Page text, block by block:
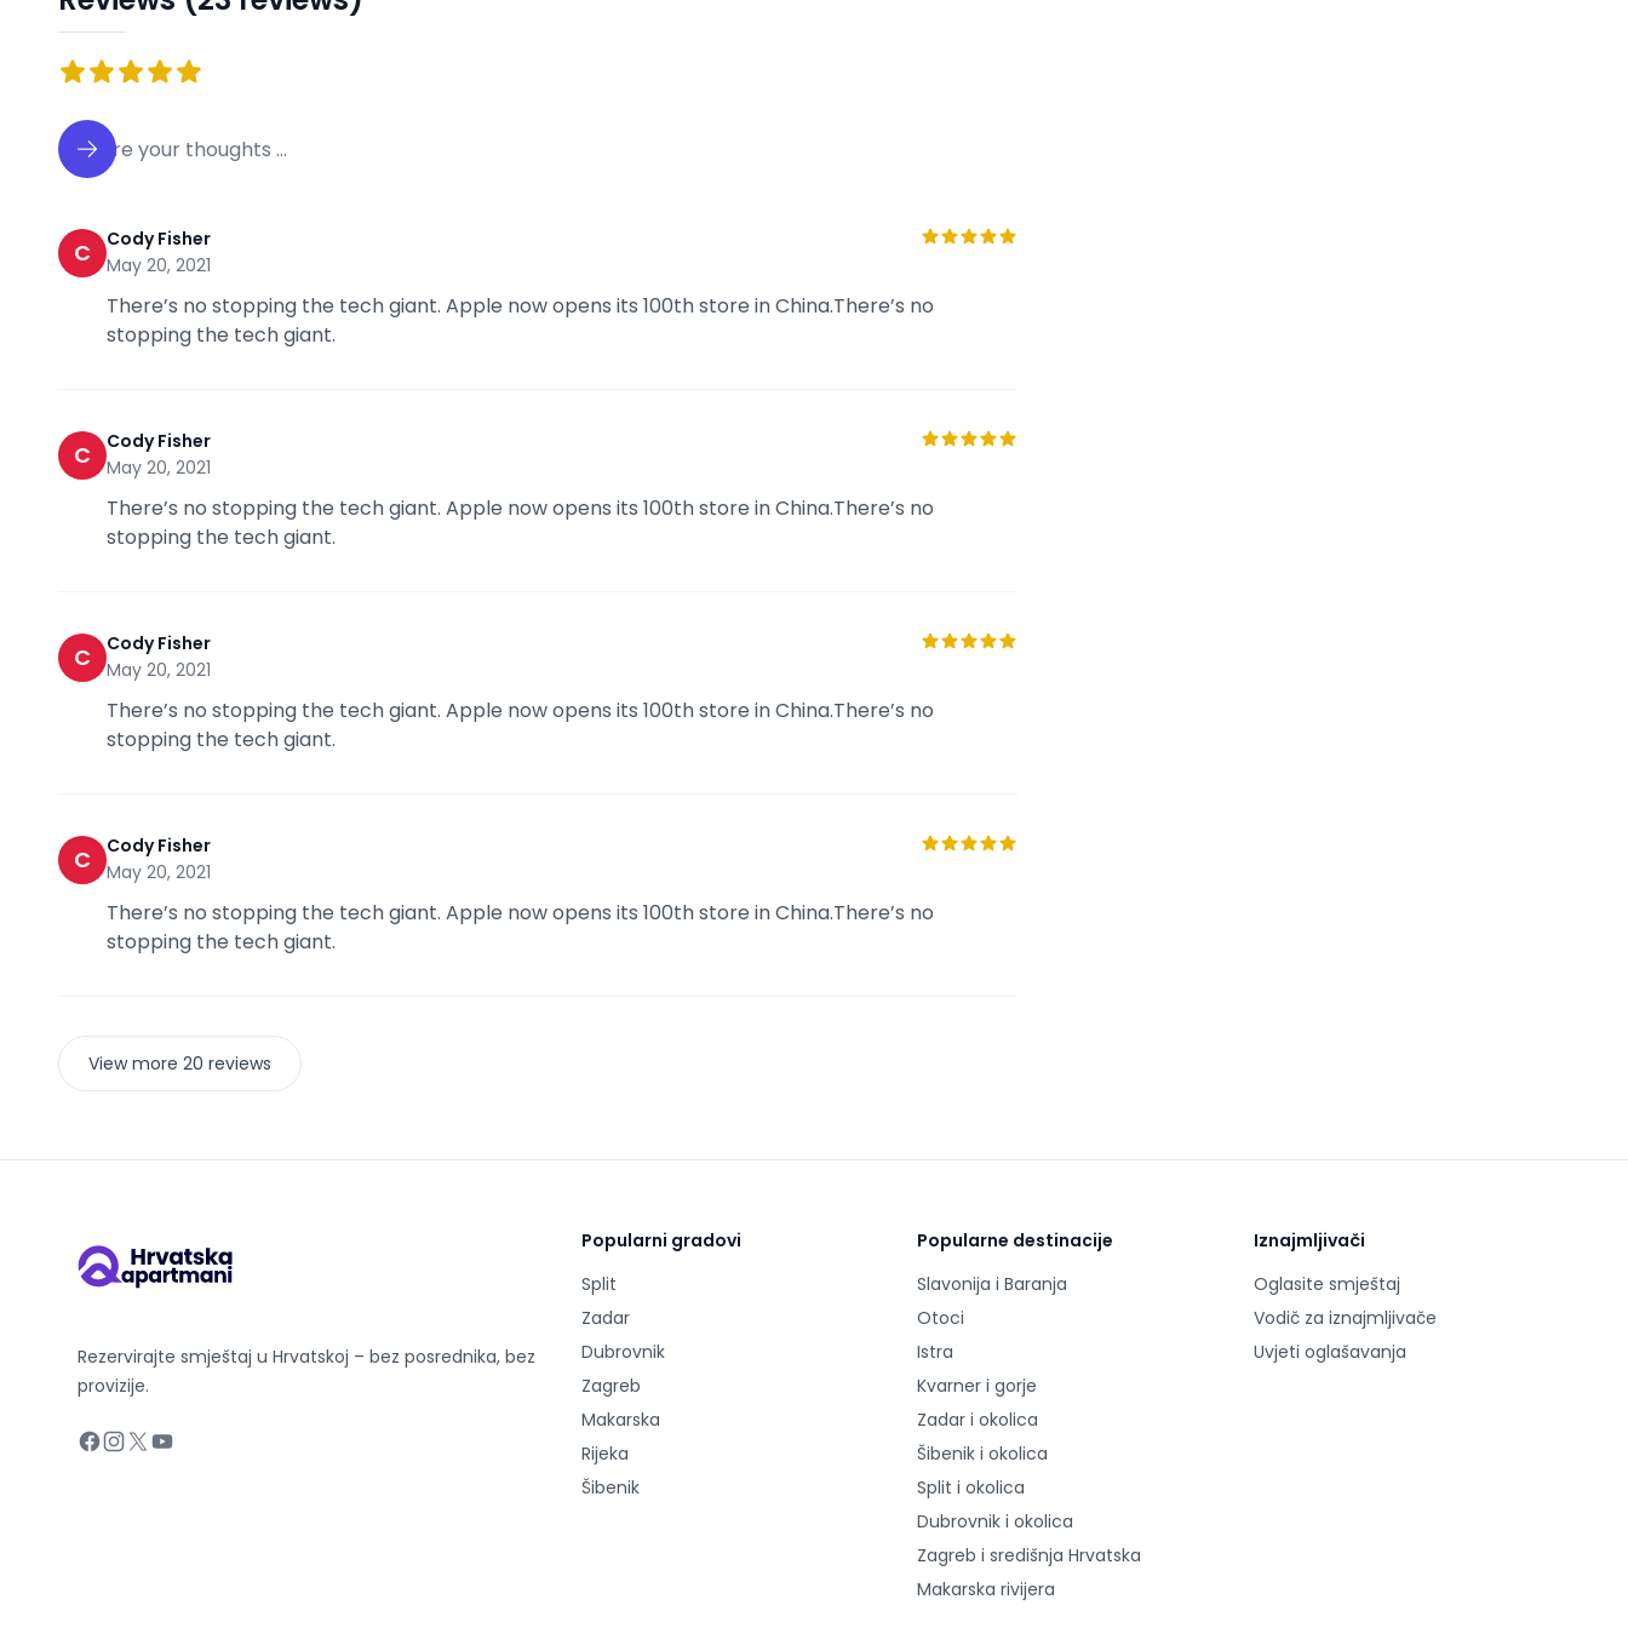
C
Cody Fisher
May 20, 2021
There’s no stopping the tech giant. Apple now opens its 100th store in China.There’s no
stopping the tech giant.
C
Cody Fisher
May 20, 2021
There’s no stopping the tech giant. Apple now opens its 100th store in China.There’s no
stopping the tech giant.
C
Cody Fisher
May 20, 2021
There’s no stopping the tech giant. Apple now opens its 100th store in China.There’s no
stopping the tech giant.
C
Cody Fisher
May 20, 2021
There’s no stopping the tech giant. Apple now opens its 100th store in China.There’s no
stopping the tech giant.
View more 20 reviews
Rezervirajte smještaj u Hrvatskoj – bez posrednika, bez
provizije.
Facebook
Instagram
X YouTube
Popularni gradovi
Split
Zadar
Dubrovnik
Zagreb
Makarska
Rijeka
Šibenik
Popularne destinacije
Slavonija i Baranja
Otoci
Istra
Kvarner i gorje
Zadar i okolica
Šibenik i okolica
Split i okolica
Dubrovnik i okolica
Zagreb i središnja Hrvatska
Makarska rivijera
Iznajmljivači
Oglasite smještaj
Vodič za iznajmljivače
Uvjeti oglašavanja